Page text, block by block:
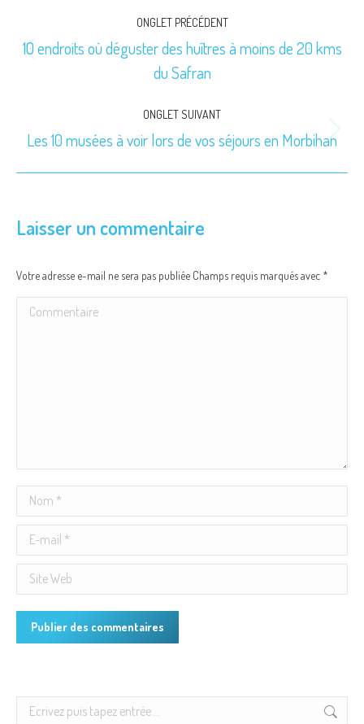
de
commentaire
ONGLET PRÉCÉDENT
Onglet
précédent
10 endroits où déguster des huîtres à moins de 20 kms
du Safran
ONGLET SUIVANT
Onglet
Les 10 musées à voir lors de vos séjours en Morbihan
Laisser un commentaire
Votre adresse e-mail ne sera pas publiée Champs requis marqués avec *
Commentaire
Nom *
E-mail *
Site Web
Publier des commentaires
Search: